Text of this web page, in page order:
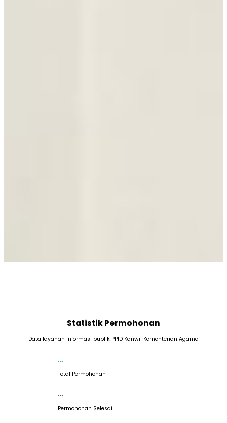
Jl. Tengku Abu Lam U No.9, Kp. Baru
Aceh 23242
Statistik Permohonan
Data layanan informasi publik PPID Kanwil Kementerian Agama
...
Total Permohonan
...
Permohonan Selesai